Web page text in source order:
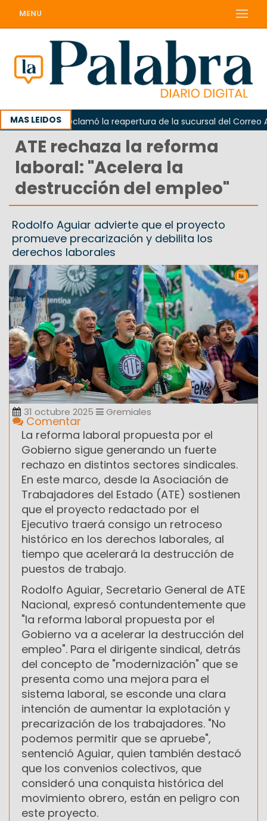
MENU
MAS LEIDOS
Odarda reclamó la reapertura de la sucursal del Correo
ATE rechaza la reforma
laboral: "Acelera la
destrucción del empleo"
Rodolfo Aguiar advierte que el proyecto
promueve precarización y debilita los
derechos laborales
31 octubre 2025 Gremiales
Comentar
La reforma laboral propuesta por el
Gobierno sigue generando un fuerte
rechazo en distintos sectores sindicales.
En este marco, desde la Asociación de
Trabajadores del Estado (ATE) sostienen
que el proyecto redactado por el
Ejecutivo traerá consigo un retroceso
histórico en los derechos laborales, al
tiempo que acelerará la destrucción de
puestos de trabajo.
Rodolfo Aguiar, Secretario General de ATE
Nacional, expresó contundentemente que
"la reforma laboral propuesta por el
Gobierno va a acelerar la destrucción del
empleo". Para el dirigente sindical, detrás
del concepto de "modernización" que se
presenta como una mejora para el
sistema laboral, se esconde una clara
intención de aumentar la explotación y
precarización de los trabajadores. "No
podemos permitir que se apruebe",
sentenció Aguiar, quien también destacó
que los convenios colectivos, que
consideró una conquista histórica del
movimiento obrero, están en peligro con
este proyecto.